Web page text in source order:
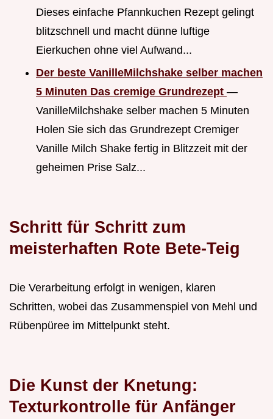
Dieses einfache Pfannkuchen Rezept gelingt
blitzschnell und macht dünne luftige
Eierkuchen ohne viel Aufwand...
Der beste VanilleMilchshake selber machen
5 Minuten Das cremige Grundrezept —
VanilleMilchshake selber machen 5 Minuten
Holen Sie sich das Grundrezept Cremiger
Vanille Milch Shake fertig in Blitzzeit mit der
geheimen Prise Salz...
Schritt für Schritt zum
meisterhaften Rote Bete-Teig
Die Verarbeitung erfolgt in wenigen, klaren
Schritten, wobei das Zusammenspiel von Mehl und
Rübenpüree im Mittelpunkt steht.
Die Kunst der Knetung:
Texturkontrolle für Anfänger